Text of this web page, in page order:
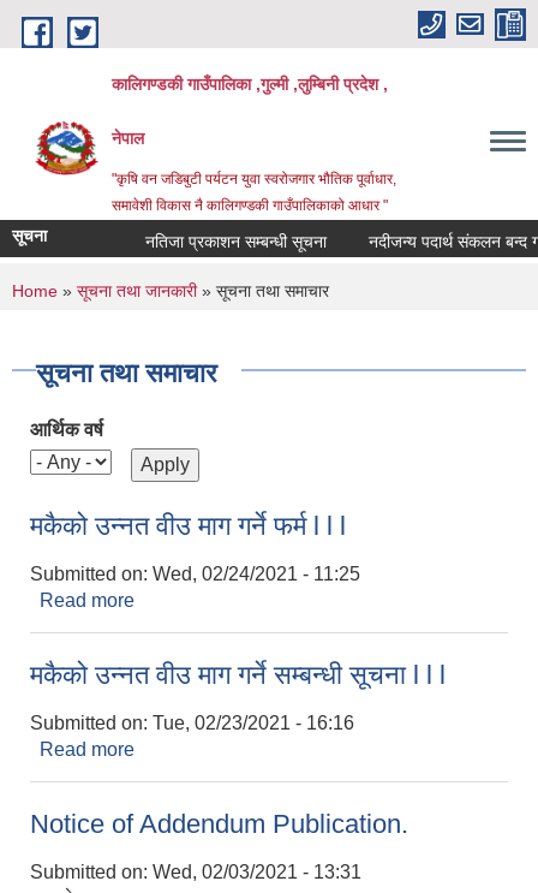
Skip to main content
कालिगण्डकी गाउँपालिका ,गुल्मी ,लुम्बिनी प्रदेश ,
नेपाल
"कृषि वन जडिबुटी पर्यटन युवा स्वरोजगार भौतिक पूर्वाधार,
समावेशी विकास नै कालिगण्डकी गाउँपालिकाको आधार "
सूचना नतिजा प्रकाशन सम्बन्धी सूचना नदीजन्य पदार्थ संकलन बन्द
You are here
Home » सूचना तथा जानकारी» सूचना तथा समाचार
सूचना तथा समाचार
आर्थिक वर्ष
मकैको उन्नत वीउ माग गर्ने फर्म l l l
Submitted on: Wed, 02/24/2021 - 11:25
Read more
मकैको उन्नत वीउ माग गर्ने सम्बन्धी सूचना l l l
Submitted on: Tue, 02/23/2021 - 16:16
Read more
Notice of Addendum Publication.
Submitted on: Wed, 02/03/2021 - 13:31